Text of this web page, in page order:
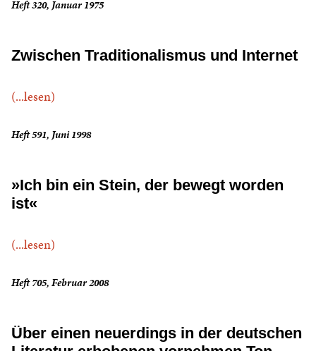
Heft 320, Januar 1975
Zwischen Traditionalismus und Internet
(...lesen)
Heft 591, Juni 1998
»Ich bin ein Stein, der bewegt worden
ist«
(...lesen)
Heft 705, Februar 2008
Über einen neuerdings in der deutschen